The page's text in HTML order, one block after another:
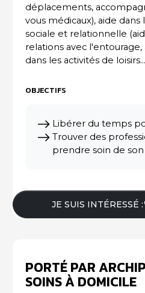
déplacements,
vous médicaux), aide dans
sociale et relationnelle
relations avec
dans les activités de
OBJECTIFS
Libérer du temps
Trouver des
prendre soin de
JE SUIS INTÉRESSÉ :
PORTÉ PAR
SOINS À DOMICILE